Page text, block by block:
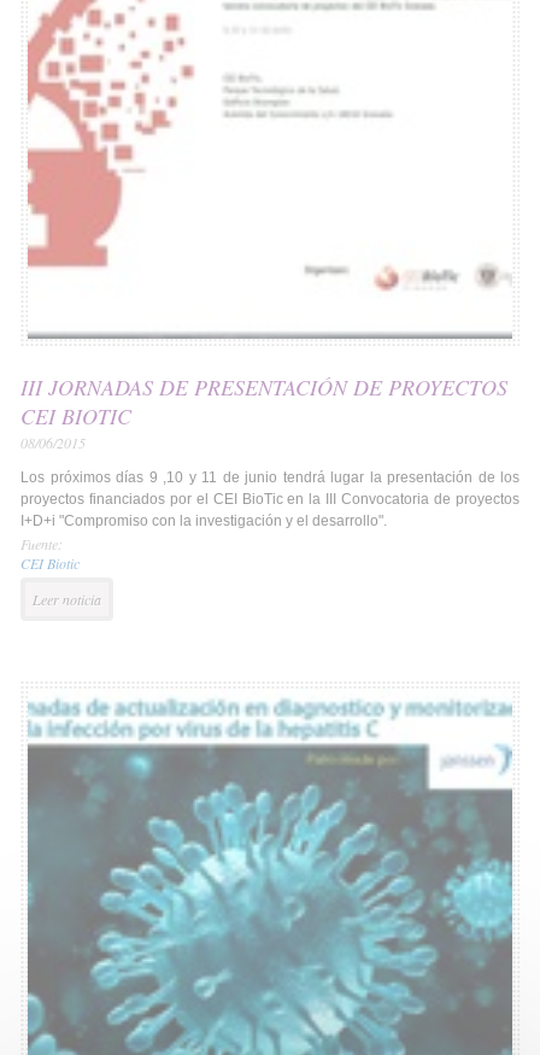
III JORNADAS DE PRESENTACIÓN DE PROYECTOS
CEI BIOTIC
08/06/2015
Los próximos días 9 ,10 y 11 de junio tendrá lugar la presentación de los
proyectos financiados por el CEI BioTic en la III Convocatoria de proyectos
I+D+i "Compromiso con la investigación y el desarrollo".
Fuente:
CEI Biotic
Leer noticia